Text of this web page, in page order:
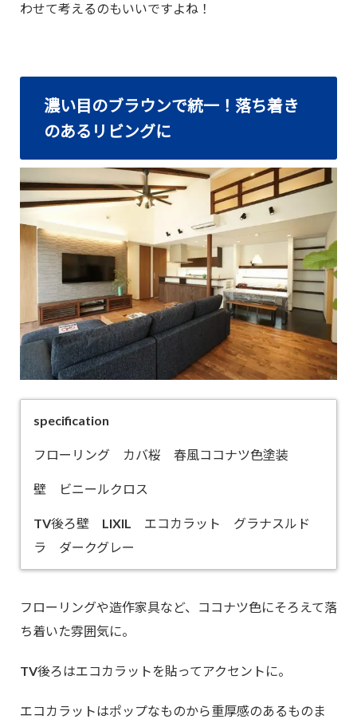
わせて考えるのもいいですよね！
濃い目のブラウンで統一！落ち着き
のあるリビングに
specification
フローリング カバ桜 春風ココナツ色塗装
壁 ビニールクロス
TV後ろ壁 LIXIL エコカラット グラナスルド
ラ ダークグレー
フローリングや造作家具など、ココナツ色にそろえて落
ち着いた雰囲気に。
TV後ろはエコカラットを貼ってアクセントに。
エコカラットはポップなものから重厚感のあるものま